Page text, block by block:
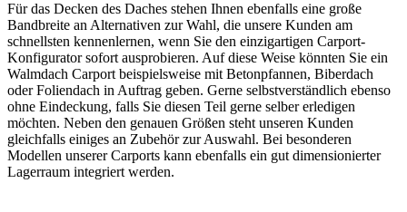
Für das Decken des Daches stehen Ihnen ebenfalls eine große
Bandbreite an Alternativen zur Wahl, die unsere Kunden am
schnellsten kennenlernen, wenn Sie den einzigartigen Carport-
Konfigurator sofort ausprobieren. Auf diese Weise könnten Sie ein
Walmdach Carport beispielsweise mit Betonpfannen, Biberdach
oder Foliendach in Auftrag geben. Gerne selbstverständlich ebenso
ohne Eindeckung, falls Sie diesen Teil gerne selber erledigen
möchten. Neben den genauen Größen steht unseren Kunden
gleichfalls einiges an Zubehör zur Auswahl. Bei besonderen
Modellen unserer Carports kann ebenfalls ein gut dimensionierter
Lagerraum integriert werden.